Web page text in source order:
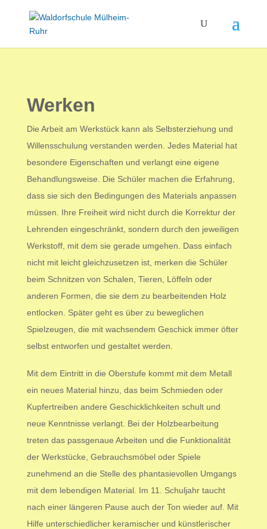
Werken
Die Arbeit am Werkstück kann als Selbsterziehung und
Willensschulung verstanden werden. Jedes Material hat
besondere Eigenschaften und verlangt eine eigene
Behandlungsweise. Die Schüler machen die Erfahrung,
dass sie sich den Bedingungen des Materials anpassen
müssen. Ihre Freiheit wird nicht durch die Korrektur der
Lehrenden eingeschränkt, sondern durch den jeweiligen
Werkstoff, mit dem sie gerade umgehen. Dass einfach
nicht mit leicht gleichzusetzen ist, merken die Schüler
beim Schnitzen von Schalen, Tieren, Löffeln oder
anderen Formen, die sie dem zu bearbeitenden Holz
entlocken. Später geht es über zu beweglichen
Spielzeugen, die mit wachsendem Geschick immer öfter
selbst entworfen und gestaltet werden.
Mit dem Eintritt in die Oberstufe kommt mit dem Metall
ein neues Material hinzu, das beim Schmieden oder
Kupfertreiben andere Geschicklichkeiten schult und
neue Kenntnisse verlangt. Bei der Holzbearbeitung
treten das passgenaue Arbeiten und die Funktionalität
der Werkstücke, Gebrauchsmöbel oder Spiele
zunehmend an die Stelle des phantasievollen Umgangs
mit dem lebendigen Material. Im 11. Schuljahr taucht
nach einer längeren Pause auch der Ton wieder auf. Mit
Hilfe unterschiedlicher keramischer und künstlerischer